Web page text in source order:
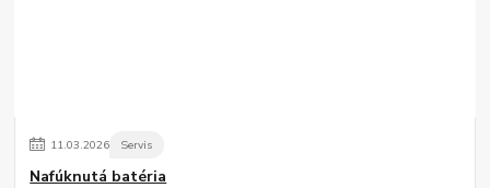
11.03.2026 Servis
Nafúknutá batéria